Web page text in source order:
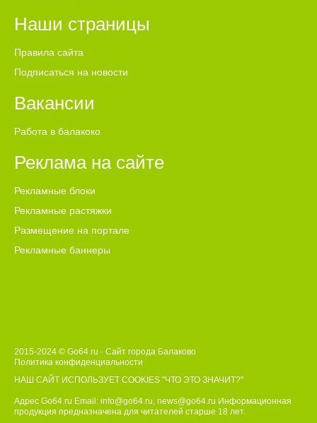
Наши страницы
Правила сайта
Подписаться на новости
Вакансии
Работа в балакоко
Реклама на сайте
Рекламные блоки
Рекламные растяжки
Размещение на портале
Рекламные баннеры
2015-2024 © Go64.ru - Сайт города Балаково
Политика конфиденциальности
НАШ САЙТ ИСПОЛЬЗУЕТ COOKIES "ЧТО ЭТО ЗНАЧИТ?"
Адрес Go64.ru Email: info@go64.ru, news@go64.ru Информационная
продукция предназначена для читателей старше 18 лет.